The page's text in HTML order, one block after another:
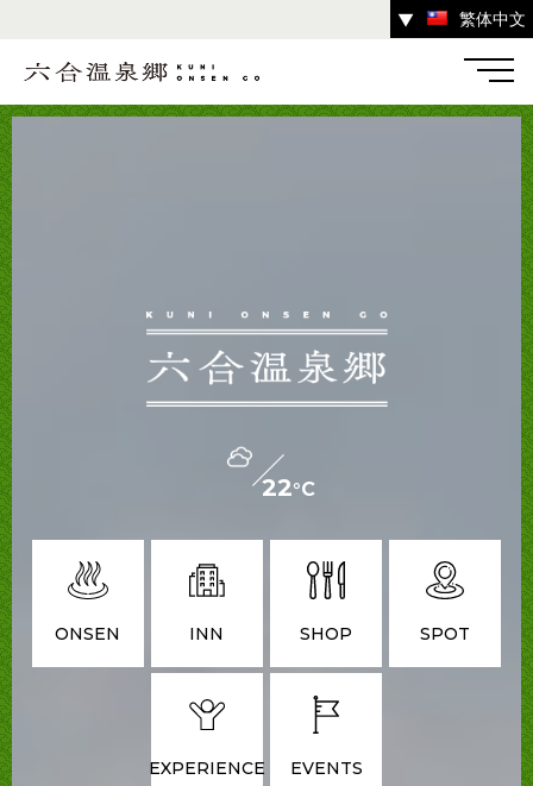
▼ 繁体中文
イベント ツアー
22°C
ONSEN INN SHOP SPOT
EXPERIENCE EVENTS